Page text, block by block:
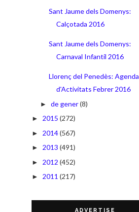
Sant Jaume dels Domenys:
Calçotada 2016
Sant Jaume dels Domenys:
Carnaval Infantil 2016
Llorenç del Penedès: Agenda
d'Activitats Febrer 2016
► de gener(8)
► 2015 (272)
► 2014(567)
► 2013 (491)
► 2012 (452)
► 2011 (217)
ADVERTISE